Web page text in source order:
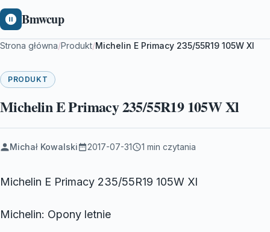
Bmwcup
Strona główna/Produkt/Michelin E Primacy 235/55R19 105W Xl
PRODUKT
Michelin E Primacy 235/55R19 105W Xl
Michał Kowalski 2017-07-31 1 min czytania
Michelin E Primacy 235/55R19 105W Xl
Michelin: Opony letnie